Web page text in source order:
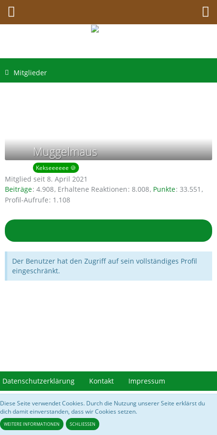
Mitglieder
Muggelmaus
Kekseeeeee 🍪
Mitglied seit 8. April 2021
Beiträge 4.908 Erhaltene Reaktionen 8.008 Punkte 33.551
Profil-Aufrufe 1.108
Der Benutzer hat den Zugriff auf sein vollständiges Profil
eingeschränkt.
Datenschutzerklärung Kontakt Impressum
Community-Software:WoltLab Suite™ 5.3.28
///// Bilder vonhttps://acnhcdn.com/&Data Spreadsheet for Animal Crossing
New Horizons
Diese Seite verwendet Cookies. Durch die Nutzung unserer Seite erklärst du
dich damit einverstanden, dass wir Cookies setzen.
WEITERE INFORMATIONEN SCHLIESSEN